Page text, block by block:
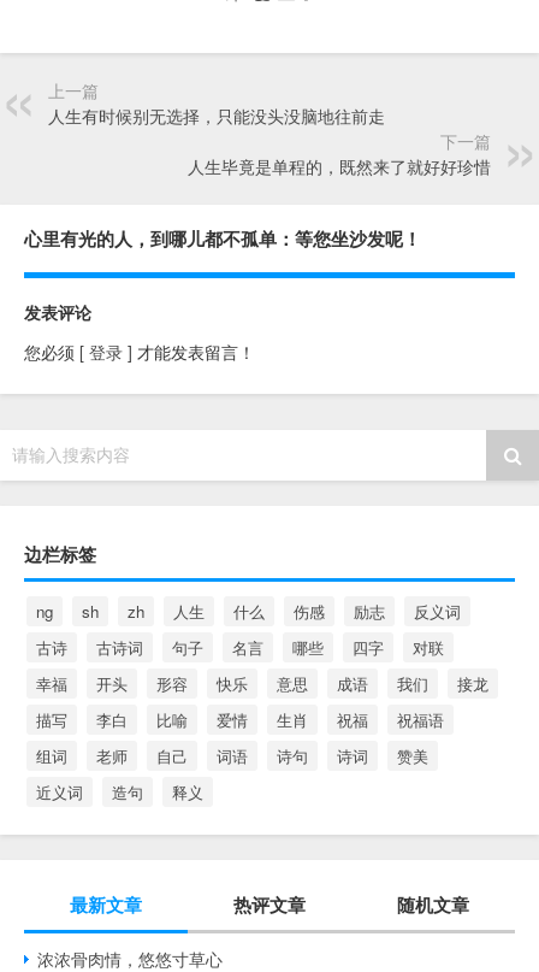
上一篇
人生有时候别无选择，只能没头没脑地往前走
下一篇
人生毕竟是单程的，既然来了就好好珍惜
心里有光的人，到哪儿都不孤单：等您坐沙发呢！
发表评论
您必须 [ 登录 ] 才能发表留言！
请输入搜索内容
边栏标签
ng sh zh 人生 什么 伤感 励志
反义词
古诗
古诗词 句子 名言 哪些 四字
对联
幸福
开头 形容 快乐 意思 成语 我们
接龙
描写
李白 比喻 爱情 生肖 祝福
祝福语
组词
老师 自己 词语 诗句 诗词
赞美
近义词
造句 释义
最新文章 热评文章 随机文章
浓浓骨肉情，悠悠寸草心